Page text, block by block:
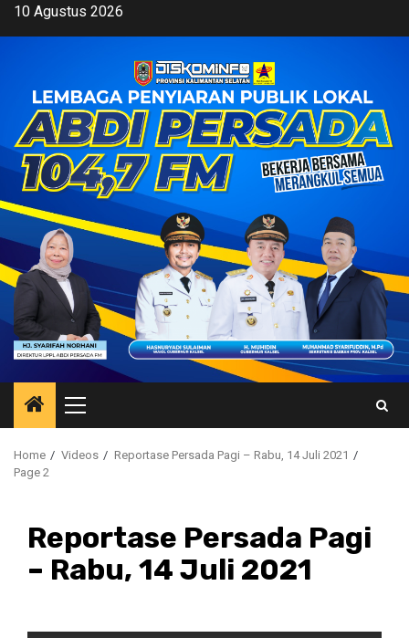
Skip10 Agustus 2026
Primary
Menu
Home Videos
Reportase Persada Pagi – Rabu, 14 Juli 2021
Page 2
Reportase Persada Pagi
– Rabu, 14 Juli 2021